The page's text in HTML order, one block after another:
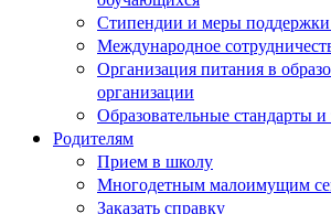
Стипендии и меры
Международное
Организация питания в
организации
Образовательные стандарты и
Родителям
Прием в школу
Многодетным малоимущим
Заказать справку